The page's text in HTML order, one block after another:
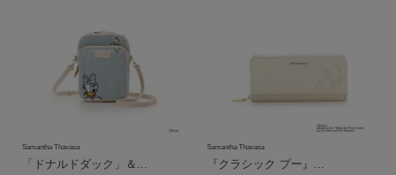
Samantha Thavasa
「ドナルドダック」＆...
Samantha Thavasa
『クラシック プー』...